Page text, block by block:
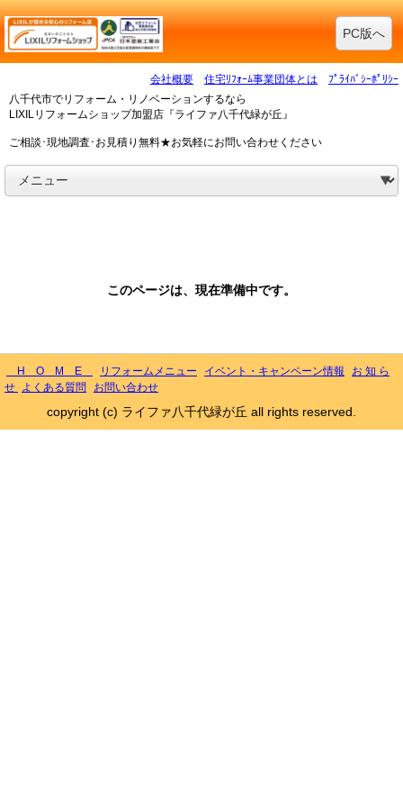
PC版へ
会社概要 住宅ﾘﾌｫｰﾑ事業団体とは
ﾌﾟﾗｲﾊﾞｼｰﾎﾟﾘｼｰ
八千代市でリフォーム・リノベーションするなら
LIXILリフォームショップ加盟店『ライファ八千代緑が丘』
ご相談･現地調査･お見積り無料★お気軽にお問い合わせください
このページは、現在準備中です。
H O M E リフォームメニュー イベント・キャンペーン情報
お 知 ら
せ よくある質問 お問い合わせ
copyright (c) ライファ八千代緑が丘 all rights reserved.